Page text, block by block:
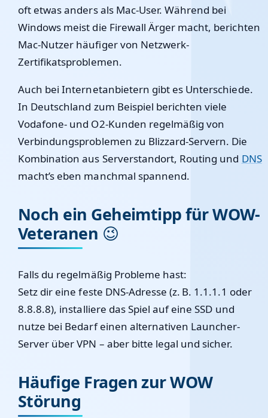
oft etwas anders als Mac-User. Während bei
Windows meist die Firewall Ärger macht, berichten
Mac-Nutzer häufiger von Netzwerk-
Zertifikatsproblemen.
Auch bei Internetanbietern gibt es Unterschiede.
In Deutschland zum Beispiel berichten viele
Vodafone- und O2-Kunden regelmäßig von
Verbindungsproblemen zu Blizzard-Servern. Die
Kombination aus Serverstandort, Routing und DNS
macht’s eben manchmal spannend.
Noch ein Geheimtipp für WOW-
Veteranen 😉
Falls du regelmäßig Probleme hast:
Setz dir eine feste DNS-Adresse (z. B. 1.1.1.1 oder
8.8.8.8), installiere das Spiel auf eine SSD und
nutze bei Bedarf einen alternativen Launcher-
Server über VPN – aber bitte legal und sicher.
Häufige Fragen zur WOW
Störung